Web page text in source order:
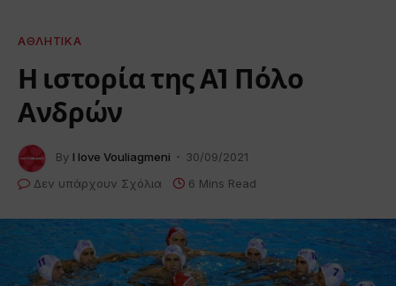
ΑΘΛΗΤΙΚΆ
Η ιστορία της Α1 Πόλο
Ανδρών
By I love Vouliagmeni
30/09/2021
Δεν υπάρχουν Σχόλια
6 Mins Read